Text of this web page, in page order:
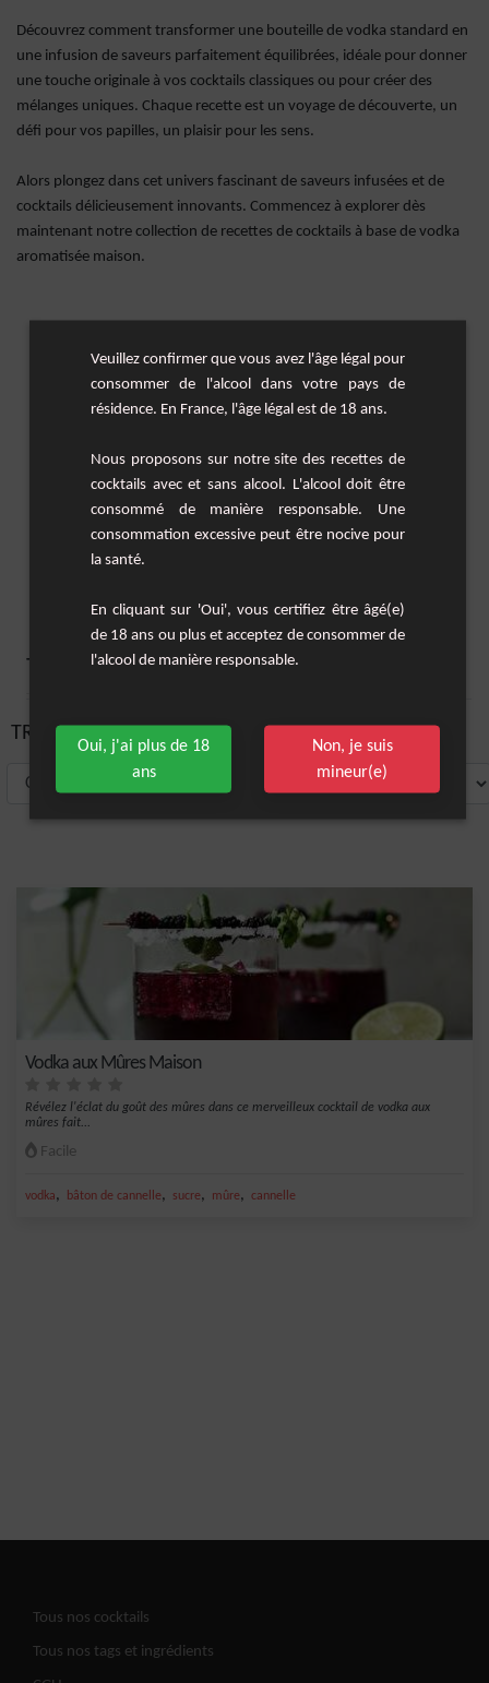
Découvrez comment transformer une bouteille de vodka standard en
une infusion de saveurs parfaitement équilibrées, idéale pour donner
une touche originale à vos cocktails classiques ou pour créer des
mélanges uniques. Chaque recette est un voyage de découverte, un
défi pour vos papilles, un plaisir pour les sens.
Alors plongez dans cet univers fascinant de saveurs infusées et de
cocktails délicieusement innovants. Commencez à explorer dès
maintenant notre collection de recettes de cocktails à base de vodka
aromatisée maison.
Toutes les recettes
TRIER PAR:
Vodka aux Mûres Maison
Révélez l'éclat du goût des mûres dans ce merveilleux cocktail de vodka aux
mûres fait...
Facile
vodka, bâton de cannelle, sucre, mûre, cannelle
Tous nos cocktails
Tous nos tags et ingrédients
Veuillez confirmer que vous avez l'âge légal pour
consommer de l'alcool dans votre pays de
résidence. En France, l'âge légal est de 18 ans.
Nous proposons sur notre site des recettes de
cocktails avec et sans alcool. L'alcool doit être
consommé de manière responsable. Une
consommation excessive peut être nocive pour
la santé.
En cliquant sur 'Oui', vous certifiez être âgé(e)
de 18 ans ou plus et acceptez de consommer de
l'alcool de manière responsable.
Oui, j'ai plus de 18
ans
Non, je suis
mineur(e)